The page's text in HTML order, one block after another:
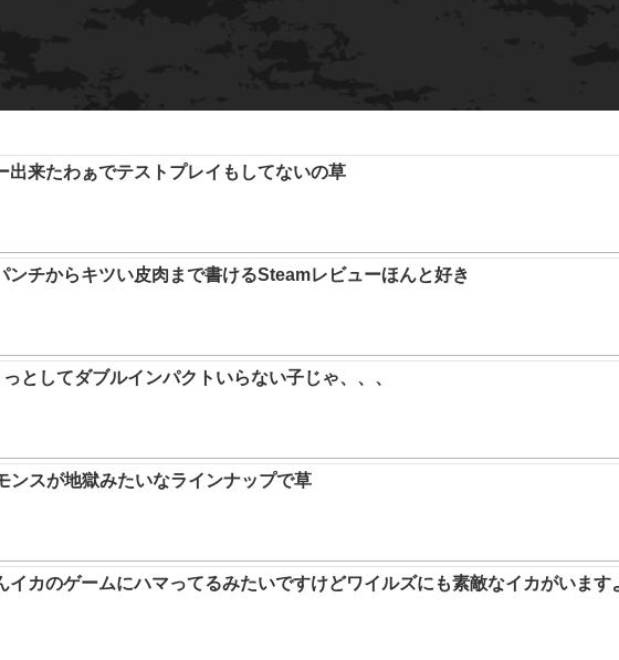
出来たわぁでテストプレイもしてないの草
ンチからキツい皮肉まで書けるSteamレビューほんと好き
っとしてダブルインパクトいらない子じゃ、、、
ンスが地獄みたいなラインナップで草
イカのゲームにハマってるみたいですけどワイルズにも素敵なイカがいます